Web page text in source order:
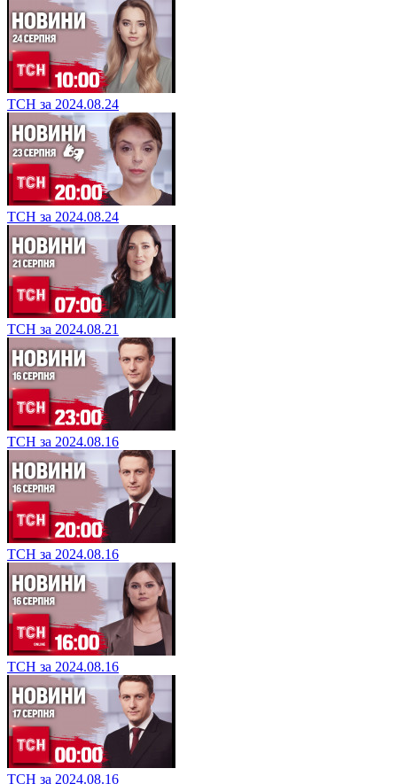
ТСН за 2024.08.24
ТСН за 2024.08.24
ТСН за 2024.08.21
ТСН за 2024.08.16
ТСН за 2024.08.16
ТСН за 2024.08.16
ТСН за 2024.08.16